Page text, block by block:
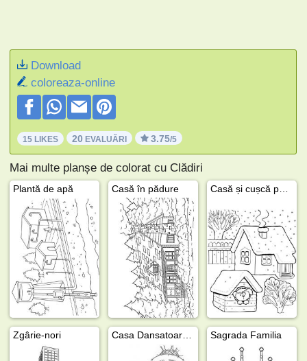
Download
coloreaza-online
15 LIKES 20 EVALUĂRI 3.75/5
Mai multe planșe de colorat cu Clădiri
Plantă de apă Casă în pădure
Zgârie-nori Sagrada Familia